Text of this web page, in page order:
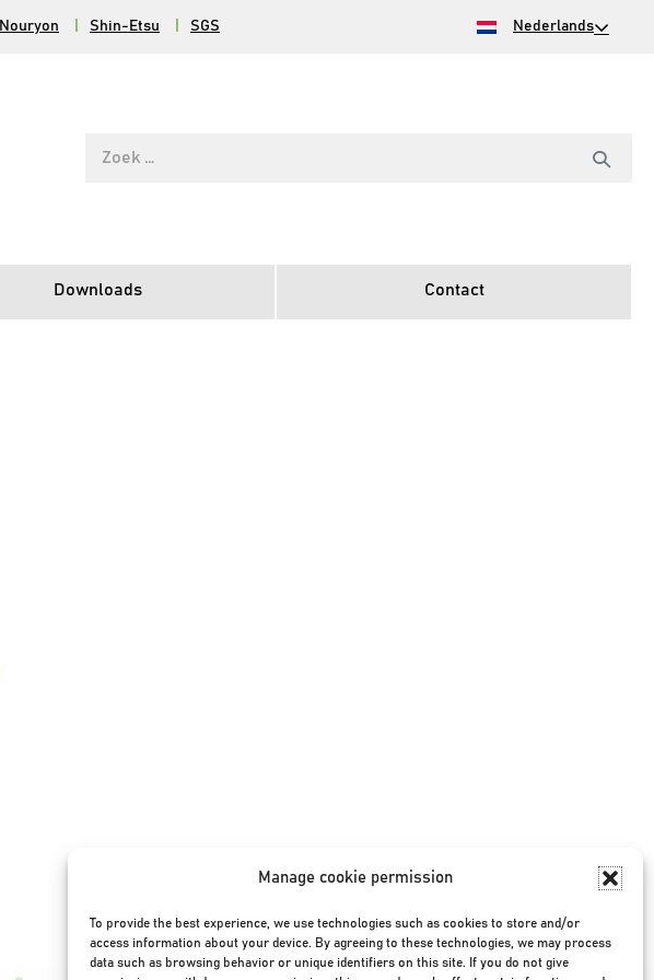
Manage cookie permission
To provide the best experience, we use technologies such as cookies to store and/or
access information about your device. By agreeing to these technologies, we may process
data such as browsing behavior or unique identifiers on this site. If you do not give
Nouryon Shin-Etsu SGS Nederlands
Downloads Contact